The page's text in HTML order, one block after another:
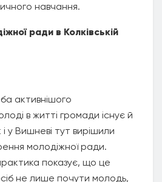
навчання.
ради в Колківській
активнішого
в житті громади існує й
і у Вишневі тут вирішили
молодіжної ради.
показує, що це
не лише почути молодь,